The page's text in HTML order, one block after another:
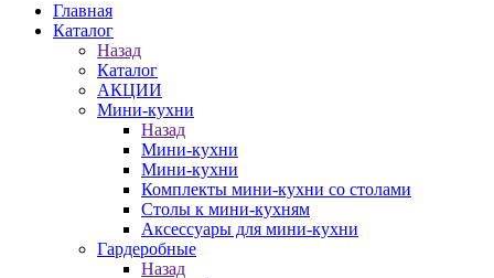
Главная
Каталог
Назад
Каталог
АКЦИИ
Мини-кухни
Назад
Мини-кухни
Мини-кухни
Комплекты мини-кухни со столами
Столы к мини-кухням
Аксессуары для мини-кухни
Гардеробные
Назад